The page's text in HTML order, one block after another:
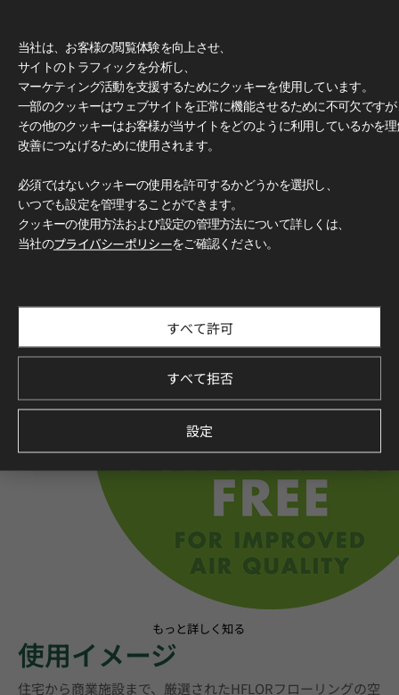
もっと詳しく知る
使用イメージ
住宅から商業施設まで、厳選されたHFLORフローリングの空
当社は、お客様の閲覧体験を向上させ、
サイトのトラフィックを分析し、
マーケティング活動を支援するためにクッキーを使用しています。
一部のクッキーはウェブサイトを正常に機能させるために不可欠です
その他のクッキーはお客様が当サイトをどのように利用しているかを
改善につなげるために使用されます。
必須ではないクッキーの使用を許可するかどうかを選択し、
いつでも設定を管理することができます。
クッキーの使用方法および設定の管理方法について詳しくは、
当社のプライバシーポリシーをご確認ください。
すべて許可
すべて拒否
設定